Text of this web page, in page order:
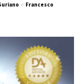
e Francesco